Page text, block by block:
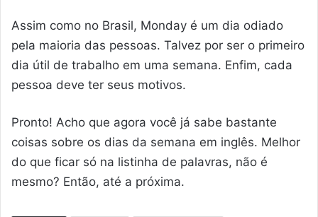
Assim como no Brasil, Monday é um dia odiado
pela maioria das pessoas. Talvez por ser o primeiro
dia útil de trabalho em uma semana. Enfim, cada
pessoa deve ter seus motivos.
Pronto! Acho que agora você já sabe bastante
coisas sobre os dias da semana em inglês. Melhor
do que ficar só na listinha de palavras, não é
mesmo? Então, até a próxima.